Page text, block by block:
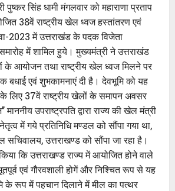
पुष्कर सिंह धामी मंगलवार को महाराणा प्रताप
38वें राष्ट्रीय खेल ध्वज हस्तांतरण एवं
2023 में उत्तराखंड के पदक विजेता
में शामिल हुये। मुख्यमंत्री ने उत्तराखंड
के आयोजन तथा राष्ट्रीय खेल ध्वज मिलने पर
बधाई एवं शुभकामनाएं दी है। देवभूमि को यह
लिए 37वें राष्ट्रीय खेलों के समापन अवसर
माननीय उपराष्ट्रपति द्वारा राज्य की खेल मंत्री
में गये प्रतिनिधि मण्डल को सौंपा गया था,
उत्तराखण्ड को सौंपा जा रहा है।
कि उत्तराखण्ड राज्य में आयोजित होने वाले
एवं गौरवशाली होगें और निश्चित रूप से यह
रूप में पहचान दिलाने में मील का पत्थर